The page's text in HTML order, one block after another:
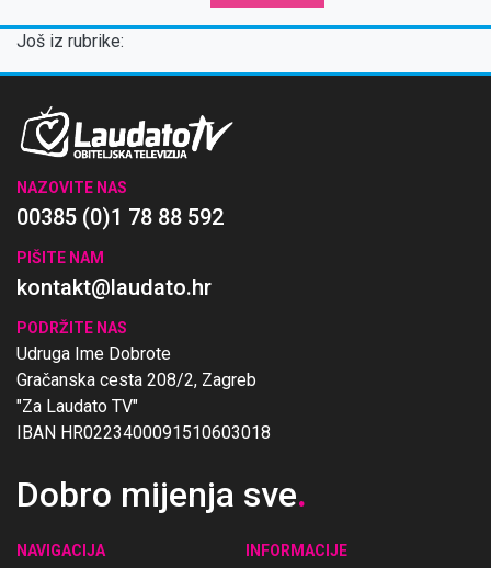
Još iz rubrike:
NAZOVITE NAS
00385 (0)1 78 88 592
PIŠITE NAM
kontakt@laudato.hr
PODRŽITE NAS
Udruga Ime Dobrote
Gračanska cesta 208/2, Zagreb
"Za Laudato TV"
IBAN HR0223400091510603018
Dobro mijenja sve.
NAVIGACIJA
INFORMACIJE